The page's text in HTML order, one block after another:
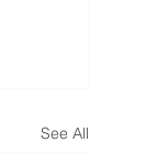
See All